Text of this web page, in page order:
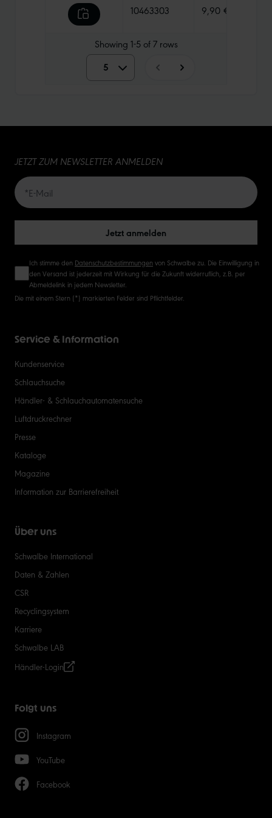
10463303 9,90 €
Showing 1-5of7 rows
5 5
20
JETZT ZUM NEWSLETTER ANMELDEN
Jetzt anmelden
Ich stimme den Datenschutzbestimmungen von Schwalbe zu. Die Einwilligung in
den Versand ist jederzeit mit Wirkung für die Zukunft widerruflich, z.B. per
Abmeldelink in jedem Newsletter.
Die mit einem Stern (*) markierten Felder sind Pflichtfelder.
Service & Information
Kundenservice
Schlauchsuche
Händler- & Schlauchautomatensuche
Luftdruckrechner
Presse
Kataloge
Magazine
Information zur Barrierefreiheit
Über uns
Schwalbe International
Daten & Zahlen
CSR
Recyclingsystem
Karriere
Schwalbe LAB
Händler-Login
Folgt uns
Instagram
YouTube
Facebook